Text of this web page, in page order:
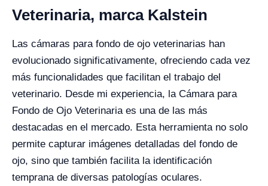
Veterinaria, marca Kalstein
Las cámaras para fondo de ojo veterinarias han
evolucionado significativamente, ofreciendo cada vez
más funcionalidades que facilitan el trabajo del
veterinario. Desde mi experiencia, la Cámara para
Fondo de Ojo Veterinaria es una de las más
destacadas en el mercado. Esta herramienta no solo
permite capturar imágenes detalladas del fondo de
ojo, sino que también facilita la identificación
temprana de diversas patologías oculares.